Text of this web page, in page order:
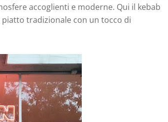
accoglienti e moderne. Qui il kebab
tradizionale con un tocco di